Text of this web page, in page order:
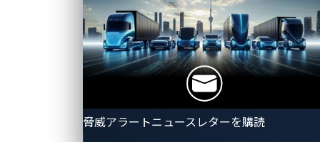
脅威アラートニュースレターを購読
含まれます。レジスタは固定されたメモリ位置を持た
ず、代わりにレジスタ割り当てテーブル（RAT）を通
じて管理されます。このテーブルは、レジスタが指し
示す位置を追跡します。